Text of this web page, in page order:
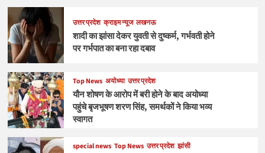
उत्तर प्रदेश क्राइम न्यूज लखनऊ
शादी का झांसा देकर युवती से दुष्कर्म, गर्भवती होने
पर गर्भपात का बना रहा दबाव
Top News अयोध्या उत्तर प्रदेश
यौन शोषण के आरोप में बरी होने के बाद अयोध्या
पहुंचे बृजभूषण शरण सिंह, समर्थकों ने किया भव्य
स्वागत
special news Top News उत्तर प्रदेश झांसी